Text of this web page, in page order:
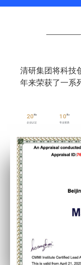
清研集团将科技
年来荣获了一系
企业认证
20 项+
专业资质
10 类+